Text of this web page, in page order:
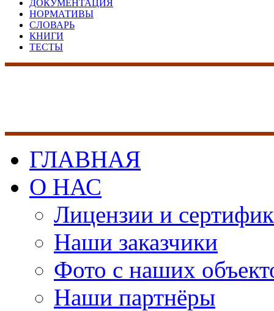
ДОКУМЕНТАЦИЯ
НОРМАТИВЫ
СЛОВАРЬ
КНИГИ
ТЕСТЫ
ГЛАВНАЯ
О НАС
Лицензии и
Наши заказчики
Фото с наших
Наши партнёры